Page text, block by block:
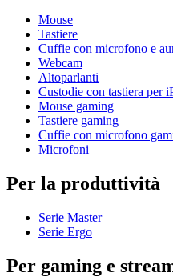
Mouse
Tastiere
Cuffie con microfono e
Webcam
Altoparlanti
Custodie con tastiera per
Mouse gaming
Tastiere gaming
Cuffie con microfono
Microfoni
Per la produttività
Serie Master
Serie Ergo
Per gaming e